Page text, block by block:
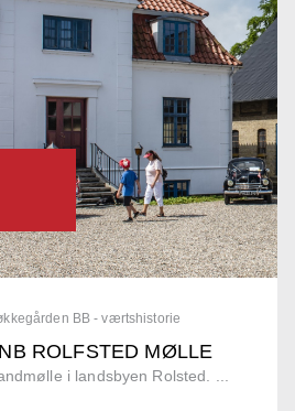
BB - værtshistorie
ROLFSTED MØLLE
i landsbyen Rolsted. ...